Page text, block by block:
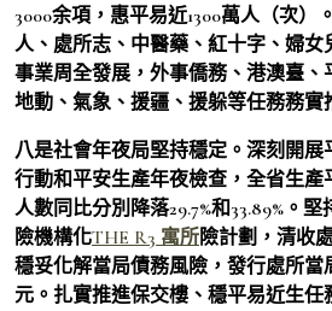
3000余項，惠平易近1300萬人（次）
人、處所志、中醫藥、紅十字、婦女
事業周全發展，外事僑務、港澳臺、
地動、氣象、援疆、援躲等任務務實
八是社會年夜局堅持穩定。深刻開
行動和平安生產年夜檢查，全省生產
人數同比分別降落29.7%和33.89%。
險機構化THE R3 寓所險計劃，清收
穩妥化解當局債務風險，發行處所當
元。扎實推進保交樓、穩平易近生